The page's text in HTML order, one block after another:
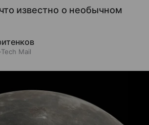
известно о необычном
Mail